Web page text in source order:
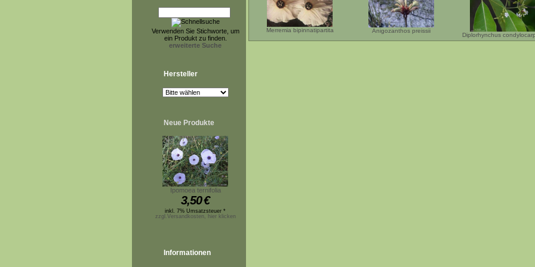
Verwenden Sie Stichworte, um
ein Produkt zu finden.
erweiterte Suche
Hersteller
Neue Produkte
Ipomoea ternifolia
3,50€
inkl. 7% Umsatzsteuer *
zzgl.Versandkosten, hier klicken
Informationen
Merremia bipinnatipartita Anigozanthos preissii
Diplorhynchus